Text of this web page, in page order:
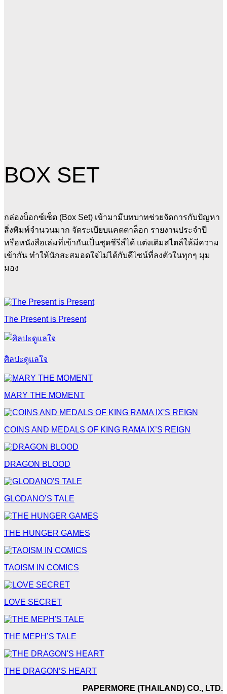
BOX SET
กล่องบ็อกซ์เซ็ต (Box Set) เข้ามามีบทบาทช่วยจัดการกับปัญหา
สิ่งพิมพ์จำนวนมาก จัดระเบียบแคตตาล็อก รายงานประจำปี
หรือหนังสือเล่มที่เข้ากันเป็นชุดซีรีส์ได้ แต่งเติมสไตล์ให้มีความ
เข้ากัน ทำให้นักสะสมอดใจไม่ได้กับดีไซน์ที่ลงตัวในทุกๆ มุม
มอง
The Present is Present
ศิลปะดูแลใจ
MARY THE MOMENT
COINS AND MEDALS OF KING RAMA IX’S REIGN
DRAGON BLOOD
GLODANO’S TALE
THE HUNGER GAMES
TAOISM IN COMICS
LOVE SECRET
THE MEPH’S TALE
THE DRAGON’S HEART
PAPERMORE (THAILAND) CO., LTD.